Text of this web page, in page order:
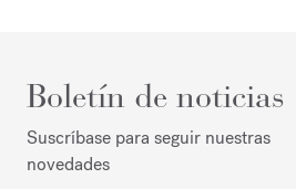
Boletín de noticias
Suscríbase para seguir nuestras
novedades